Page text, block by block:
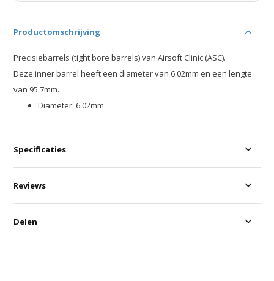
Productomschrijving
Precisiebarrels (tight bore barrels) van Airsoft Clinic (ASC).
Deze inner barrel heeft een diameter van 6.02mm en een lengte
van 95.7mm.
Diameter: 6.02mm
Specificaties
Reviews
Delen